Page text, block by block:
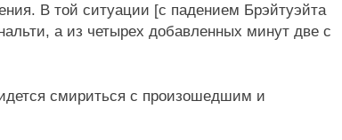
В той ситуации [с падением Брэйтуэйта
а из четырех добавленных минут две с
смириться с произошедшим и